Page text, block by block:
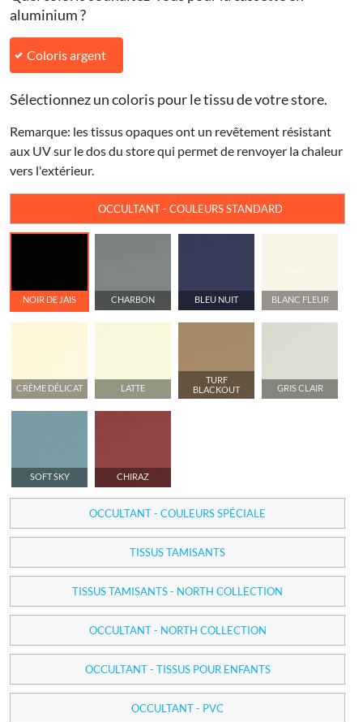
aluminium ?
Coloris argent
Sélectionnez un coloris pour le tissu de votre store.
Remarque: les tissus opaques ont un revêtement résistant
aux UV sur le dos du store qui permet de renvoyer la chaleur
vers l'extérieur.
OCCULTANT - COULEURS STANDARD
NOIR DE JAIS CHARBON BLEU NUIT BLANC FLEUR
CRÈME DÉLICAT LATTE
TURF
BLACKOUT
GRIS CLAIR
SOFT SKY CHIRAZ
OCCULTANT - COULEURS SPÉCIALE
TISSUS TAMISANTS
TISSUS TAMISANTS - NORTH COLLECTION
OCCULTANT - NORTH COLLECTION
OCCULTANT - TISSUS POUR ENFANTS
OCCULTANT - PVC